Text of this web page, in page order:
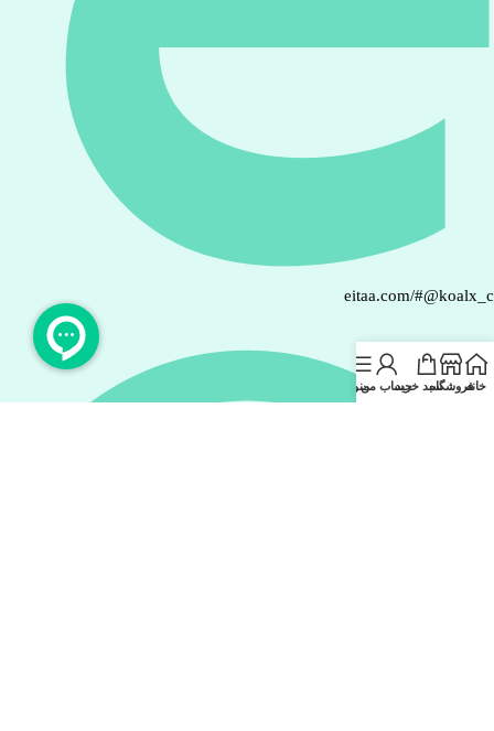
eitaa.com/
خانهفروشگاهسبد خریدحساب منمنو